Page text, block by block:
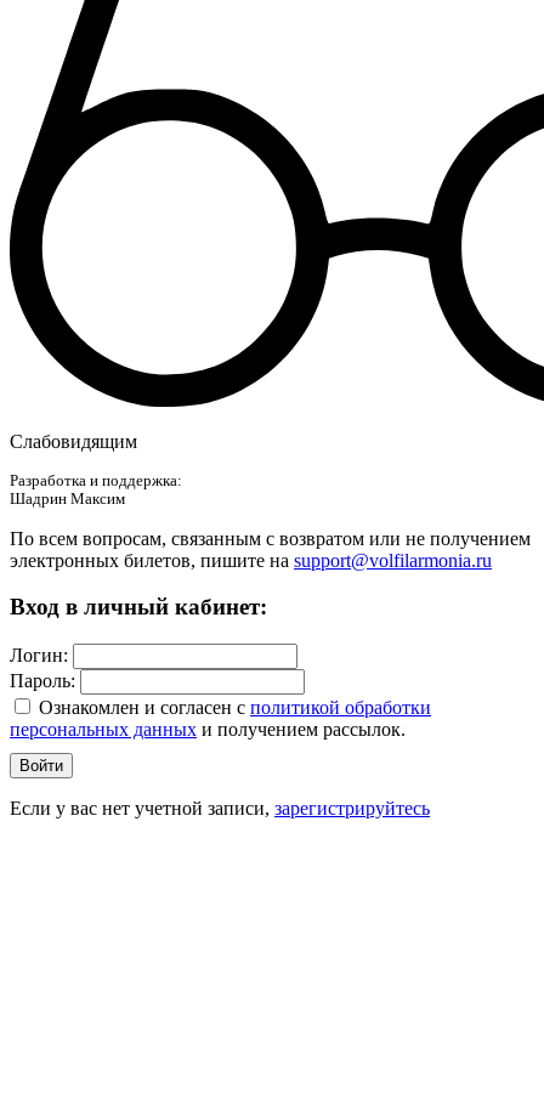
Слабовидящим
Разработка и поддержка:
Шадрин Максим
По всем вопросам, связанным с возвратом или не получением
электронных билетов, пишите на support@volfilarmonia.ru
Вход в личный кабинет:
Логин:
Пароль:
Ознакомлен и согласен c политикой обработки
персональных данных и получением рассылок.
Войти
Если у вас нет учетной записи, зарегистрируйтесь